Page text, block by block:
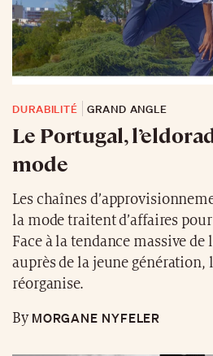
Le Portugal,
mode
la mode traitent d’affaires
Face à la tendance massive de
auprès de la jeune génération,
réorganise.
ByMORGANE NYFELER